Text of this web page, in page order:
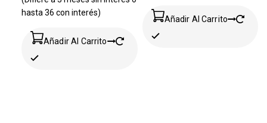
hasta 36 con interés)
Añadir Al Carrito
Añadir Al Carrito